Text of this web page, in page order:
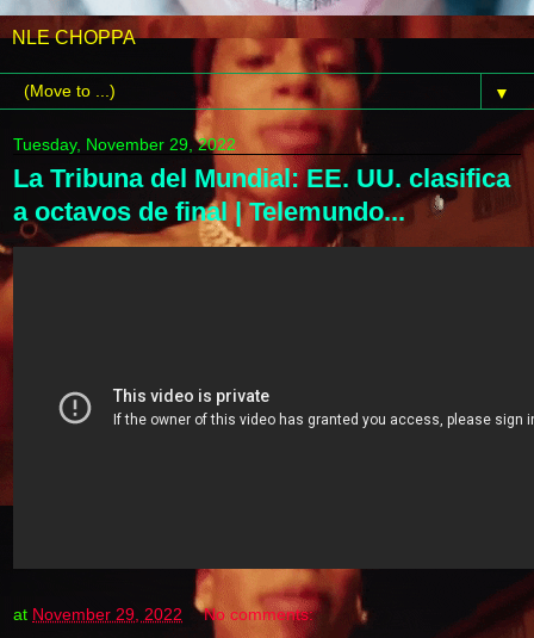
NLE CHOPPA
▼
Tuesday, November 29, 2022
La Tribuna del Mundial: EE. UU. clasifica
a octavos de final | Telemundo...
at November 29, 2022 No comments: